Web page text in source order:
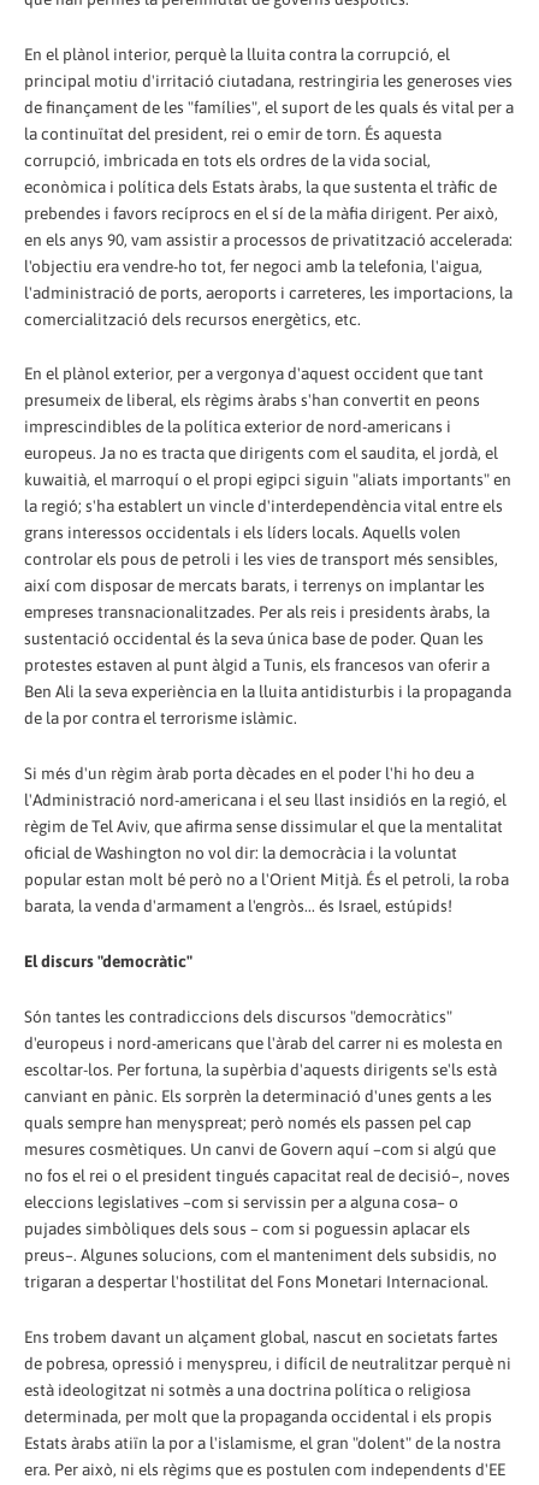
En el plànol interior, perquè la lluita contra la corrupció, el
principal motiu d'irritació ciutadana, restringiria les generoses vies
de finançament de les "famílies", el suport de les quals és vital per a
la continuïtat del president, rei o emir de torn. És aquesta
corrupció, imbricada en tots els ordres de la vida social,
econòmica i política dels Estats àrabs, la que sustenta el tràfic de
prebendes i favors recíprocs en el sí de la màfia dirigent. Per això,
en els anys 90, vam assistir a processos de privatització accelerada:
l'objectiu era vendre-ho tot, fer negoci amb la telefonia, l'aigua,
l'administració de ports, aeroports i carreteres, les importacions, la
comercialització dels recursos energètics, etc.
En el plànol exterior, per a vergonya d'aquest occident que tant
presumeix de liberal, els règims àrabs s'han convertit en peons
imprescindibles de la política exterior de nord-americans i
europeus. Ja no es tracta que dirigents com el saudita, el jordà, el
kuwaitià, el marroquí o el propi egipci siguin "aliats importants" en
la regió; s'ha establert un vincle d'interdependència vital entre els
grans interessos occidentals i els líders locals. Aquells volen
controlar els pous de petroli i les vies de transport més sensibles,
així com disposar de mercats barats, i terrenys on implantar les
empreses transnacionalitzades. Per als reis i presidents àrabs, la
sustentació occidental és la seva única base de poder. Quan les
protestes estaven al punt àlgid a Tunis, els francesos van oferir a
Ben Ali la seva experiència en la lluita antidisturbis i la propaganda
de la por contra el terrorisme islàmic.
Si més d'un règim àrab porta dècades en el poder l'hi ho deu a
l'Administració nord-americana i el seu llast insidiós en la regió, el
règim de Tel Aviv, que afirma sense dissimular el que la mentalitat
oficial de Washington no vol dir: la democràcia i la voluntat
popular estan molt bé però no a l'Orient Mitjà. És el petroli, la roba
barata, la venda d'armament a l'engròs... és Israel, estúpids!
El discurs "democràtic"
Són tantes les contradiccions dels discursos "democràtics"
d'europeus i nord-americans que l'àrab del carrer ni es molesta en
escoltar-los. Per fortuna, la supèrbia d'aquests dirigents se'ls està
canviant en pànic. Els sorprèn la determinació d'unes gents a les
quals sempre han menyspreat; però només els passen pel cap
mesures cosmètiques. Un canvi de Govern aquí –com si algú que
no fos el rei o el president tingués capacitat real de decisió–, noves
eleccions legislatives –com si servissin per a alguna cosa– o
pujades simbòliques dels sous – com si poguessin aplacar els
preus–. Algunes solucions, com el manteniment dels subsidis, no
trigaran a despertar l'hostilitat del Fons Monetari Internacional.
Ens trobem davant un alçament global, nascut en societats fartes
de pobresa, opressió i menyspreu, i difícil de neutralitzar perquè ni
està ideologitzat ni sotmès a una doctrina política o religiosa
determinada, per molt que la propaganda occidental i els propis
Estats àrabs atiïn la por a l'islamisme, el gran "dolent" de la nostra
era. Per això, ni els règims que es postulen com independents d'EE